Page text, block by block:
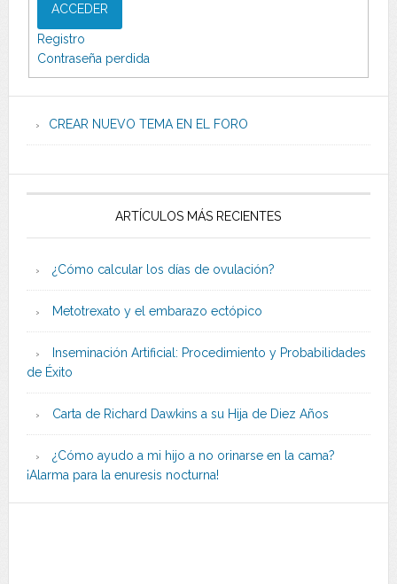
ACCEDER
Registro
Contraseña perdida
CREAR NUEVO TEMA EN EL FORO
ARTÍCULOS MÁS RECIENTES
¿Cómo calcular los días de ovulación?
Metotrexato y el embarazo ectópico
Inseminación Artificial: Procedimiento y Probabilidades
de Éxito
Carta de Richard Dawkins a su Hija de Diez Años
¿Cómo ayudo a mi hijo a no orinarse en la cama?
¡Alarma para la enuresis nocturna!